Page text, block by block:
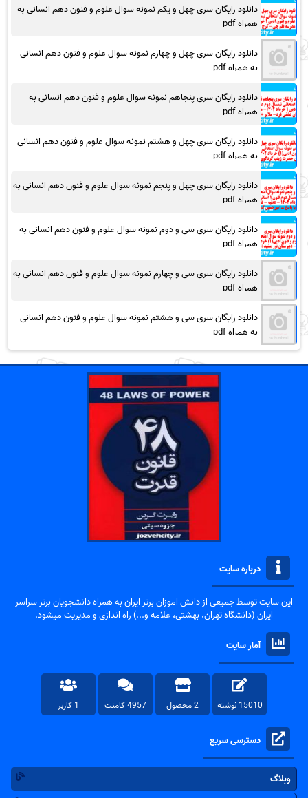
دانلود رایگان سری چهل و یکم نمونه سوال علوم و فنون دهم انسانی به
همراه pdf
دانلود رایگان سری چهل و چهارم نمونه سوال علوم و فنون دهم انسانی
به همراه pdf
دانلود رایگان سری پنجاهم نمونه سوال علوم و فنون دهم انسانی به
همراه pdf
دانلود رایگان سری چهل و هشتم نمونه سوال علوم و فنون دهم انسانی
به همراه pdf
دانلود رایگان سری چهل و پنجم نمونه سوال علوم و فنون دهم انسانی به
همراه pdf
دانلود رایگان سری سی و دوم نمونه سوال علوم و فنون دهم انسانی به
همراه pdf
دانلود رایگان سری سی و چهارم نمونه سوال علوم و فنون دهم انسانی به
همراه pdf
دانلود رایگان سری سی و هشتم نمونه سوال علوم و فنون دهم انسانی
به همراه pdf
درباره سایت
این سایت توسط جمیعی از دانش اموزان برتر ایران به همراه دانشجویان برتر سراسر
ایران (دانشگاه تهران، بهشتی، علامه و...) راه اندازی و مدیریت میشود.
آمار سایت
15010 نوشته 2 محصول 4957 کامنت 1 کاربر
دسترسی سریع
وبلاگ